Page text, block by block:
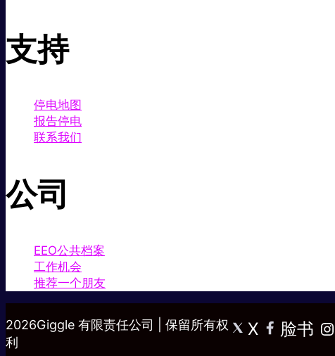
支持
停电地图
报告停电
联系我们
公司
EEO公共档案
工作机会
推荐一个朋友
2026Giggle 有限责任公司 | 保留所有权
利
X 脸书